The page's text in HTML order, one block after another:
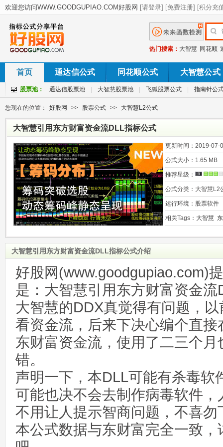
热门搜索： 大智慧 同花顺
首页 通达信公式 同花顺公式 大智慧公式
股票池： 通达信股票池 大智慧股票池 飞狐股票公式 指南针公
您现在的位置： 好股网 >> 股票公式 >> 大智慧L2公式
大智慧引用东方财富资金流DLL指标公式
更新时间： 2019-07-
公式大小： 1.65 MB
推荐星级：
公式分类： 大智慧L2
运行环境： 股票软件
相关Tags： 大智慧
大智慧引用东方财富资金流DLL指标公式介绍
好股网(www.goodgupiao.com)
是：大智慧引用东方财富资金流
大智慧的DDX真觉得有问题，
看资金流，后来下决心编个直
东财富资金流，使用了二三个
错。
声明一下，本DLL可能有杀毒软
可能也决不会去制作病毒软件
不用让人提示智商问题，不喜勿
本公式数据与东财富完全一致